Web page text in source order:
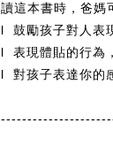
讀這本書時，爸媽
l 鼓勵孩子對人表
l 表現體貼的行為
l 對孩子表達你的